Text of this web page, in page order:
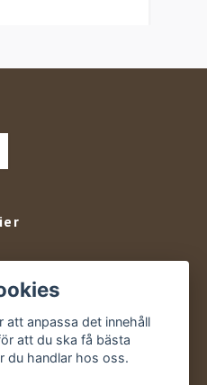
att anpassa det innehåll
att du ska få bästa
du handlar hos oss.